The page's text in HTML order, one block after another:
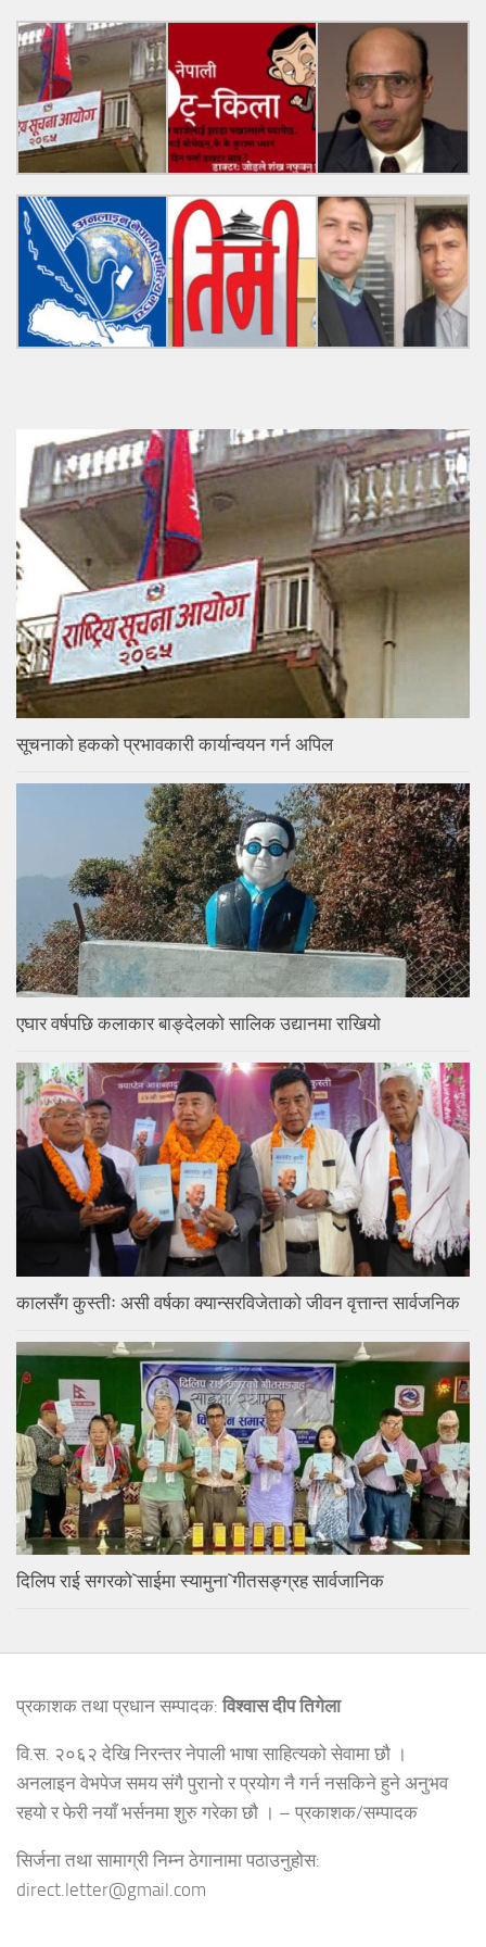
सूचनाको हकको प्रभावकारी कार्यान्वयन गर्न अपिल
एघार वर्षपछि कलाकार बाङ्देलको सालिक उद्यानमा राखियो
कालसँग कुस्तीः असी वर्षका क्यान्सरविजेताको जीवन वृत्तान्त सार्वजनिक
दिलिप राई सगरको`साईमा स्यामुना`गीतसङ्ग्रह सार्वजानिक
प्रकाशक तथा प्रधान सम्पादक:विश्वास दीप तिगेला
वि.स. २०६२ देखि निरन्तर नेपाली भाषा साहित्यको सेवामा छौ ।
अनलाइन वेभपेज समय संगै पुरानो र प्रयोग नै गर्न नसकिने हुने अनुभव
रहयो र फेरी नयाँ भर्सनमा शुरु गरेका छौ । – प्रकाशक/सम्पादक
सिर्जना तथा सामाग्री निम्न ठेगानामा पठाउनुहोस:
direct.letter@gmail.com